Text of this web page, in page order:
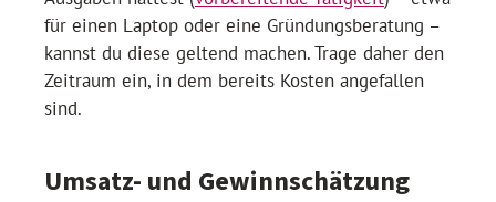
für einen Laptop oder eine Gründungsberatung –
kannst du diese geltend machen. Trage daher den
Zeitraum ein, in dem bereits Kosten angefallen
sind.
Umsatz- und Gewinnschätzung